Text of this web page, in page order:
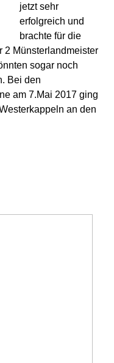
jetzt sehr
erfolgreich und
brachte für die
2 Münsterlandmeister
sogar noch
Bei den
am 7.Mai 2017 ging
an den